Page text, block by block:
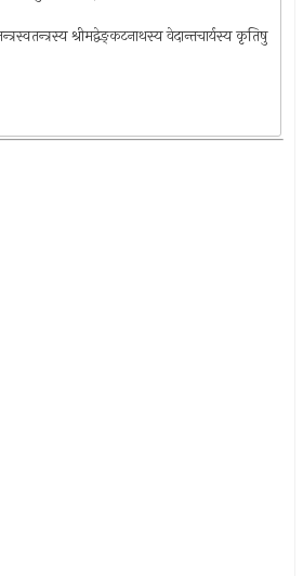
श्रीमद्वेङ्कटनाथस्य वेदान्तचार्यस्य कृतिषु